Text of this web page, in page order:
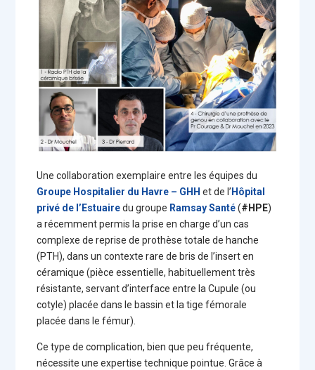
Une collaboration exemplaire entre les équipes du
Groupe Hospitalier du Havre – GHH et de l’ Hôpital
privé de l’Estuairedu groupe Ramsay Santé(#HPE)
a récemment permis la prise en charge d’un cas
complexe de reprise de prothèse totale de hanche
(PTH), dans un contexte rare de bris de l’insert en
céramique (pièce essentielle, habituellement très
résistante, servant d’interface entre la Cupule (ou
cotyle) placée dans le bassin et la tige fémorale
placée dans le fémur).
Ce type de complication, bien que peu fréquente,
nécessite une expertise technique pointue. Grâce à